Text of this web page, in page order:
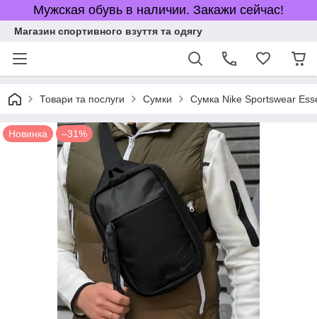
Мужская обувь в наличии. Закажи сейчас!
Магазин спортивного взуття та одягу
Товари та послуги Сумки Сумка Nike Sportswear
Новинка –31%